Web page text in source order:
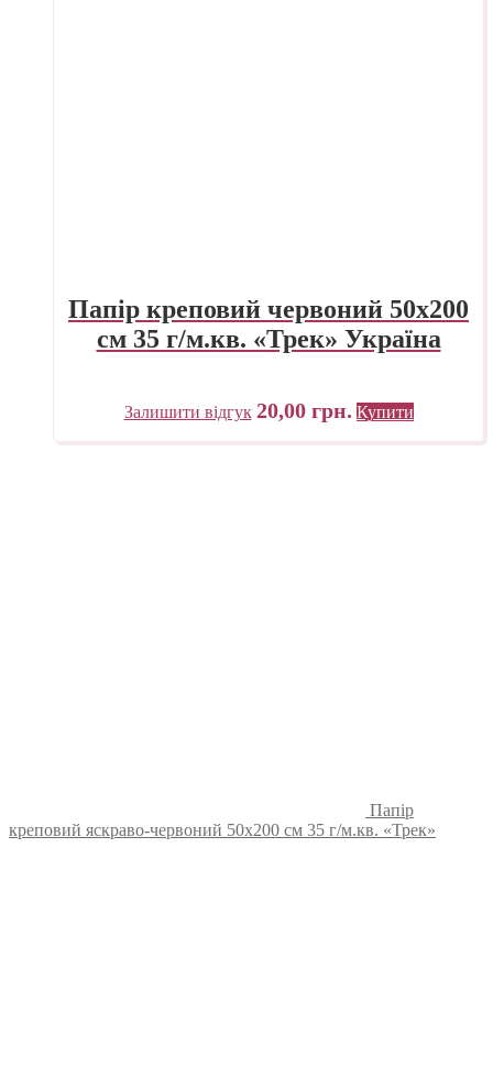
Папір креповий червоний 50х200
см 35 г/м.кв. «Трек» Україна
Залишити відгук 20,00 грн. Купити
Папір
креповий яскраво-червоний 50х200 см 35 г/м.кв. «Трек»